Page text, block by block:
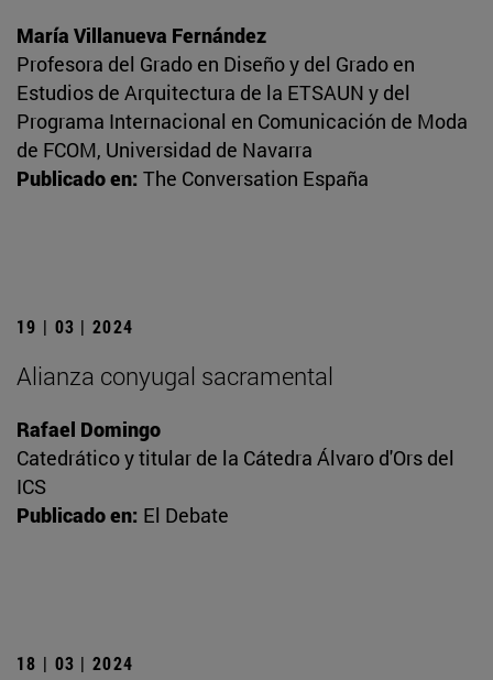
María Villanueva Fernández
Profesora del Grado en Diseño y del Grado en
Estudios de Arquitectura de la ETSAUN y del
Programa Internacional en Comunicación de Moda
de FCOM, Universidad de Navarra
Publicado en: The Conversation España
19 | 03 | 2024
Alianza conyugal sacramental
Rafael Domingo
Catedrático y titular de la Cátedra Álvaro d'Ors del
ICS
Publicado en: El Debate
18 | 03 | 2024